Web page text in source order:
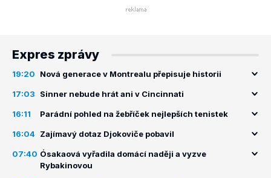
Expres zprávy
19:20 Nová generace v Montrealu přepisuje historii
17:03 Sinner nebude hrát ani v Cincinnati
16:11 Parádní pohled na žebříček nejlepších tenistek
16:04 Zajímavý dotaz Djokoviče pobavil
07:40 Ósakaová vyřadila domácí naději a vyzve
Rybakinovou